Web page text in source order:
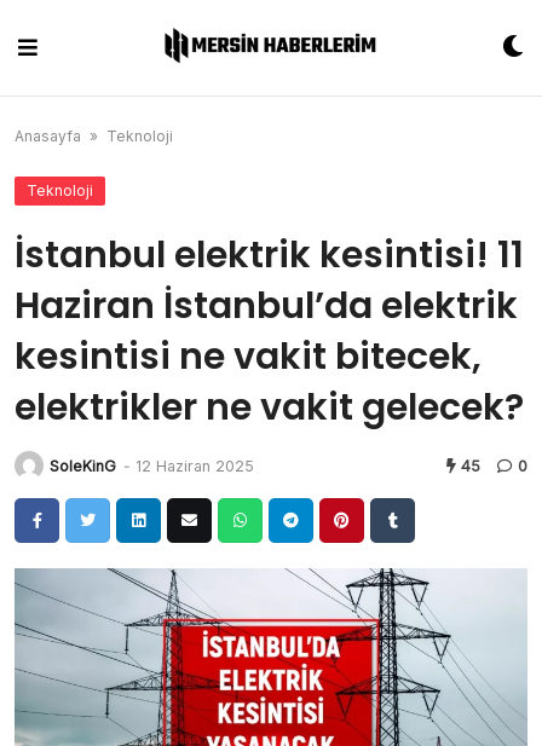
content
Anasayfa » Teknoloji
Teknoloji
İstanbul elektrik kesintisi! 11
Haziran İstanbul’da elektrik
kesintisi ne vakit bitecek,
elektrikler ne vakit gelecek?
SoleKinG - 12 Haziran 2025 45 0